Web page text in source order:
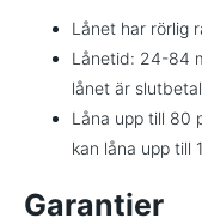
Lånet har rörlig
Lånetid: 24-84
lånet är
Låna upp till 80
kan låna upp till
Garantier